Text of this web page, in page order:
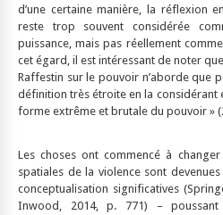
d’une certaine manière, la réflexion
reste trop souvent considérée
puissance, mais pas réellement
cet égard, il est intéressant de noter
Raffestin sur le pouvoir n’aborde que
définition très étroite en la considérant
forme extrême et brutale du pouvoir »
Les choses ont commencé à
spatiales de la violence sont devenues
conceptualisation significatives
Inwood, 2014, p. 771) – poussant